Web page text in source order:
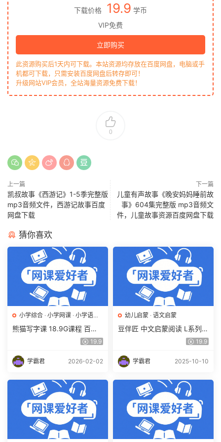
下载价格 19.9 学币
VIP免费
立即购买
此资源购买后1天内可下载。本站资源均存放在百度网盘，电脑或手
机都可下载，只需安装百度网盘后转存即可！
升级网站VIP会员，全站海量资源免费下载！
0
上一篇
凯叔故事《西游记》1-5季完整版
mp3音频文件，西游记故事百度
网盘下载
下一篇
儿童有声故事《晚安妈妈睡前故
事》604集完整版 mp3音频文
件，儿童故事资源百度网盘下载
猜你喜欢
小学综合 · 小学网课 · 小学语文
幼儿启蒙
熊猫写字课 18.9G课程 百度
网盘下载 学前教育/小学/亲子
19.9
学霸君 2026-02-02
幼儿启蒙 · 语文启蒙
豆伴匠 中文启蒙阅读 L系列夏
季视频课100讲 百度网盘下载
19.9
学霸君 2025-10-10